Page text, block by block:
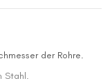
der Rohre.
Stahl.